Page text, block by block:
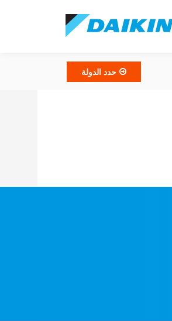
حدد الدولة